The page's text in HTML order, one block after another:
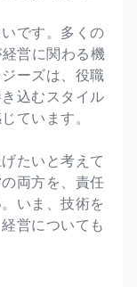
です。多くの
営に関わる機
ーズは、役職
込むスタイル
ています。
たいと考えて
両方を、責任
いま、技術を
営についても